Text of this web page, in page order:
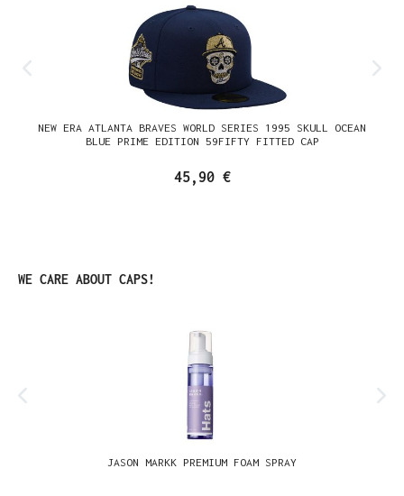
NEW ERA ATLANTA BRAVES WORLD SERIES 1995 SKULL OCEAN
BLUE PRIME EDITION 59FIFTY FITTED CAP
45,90 €
Produktgalerie überspringen
WE CARE ABOUT CAPS!
JASON MARKK PREMIUM FOAM SPRAY